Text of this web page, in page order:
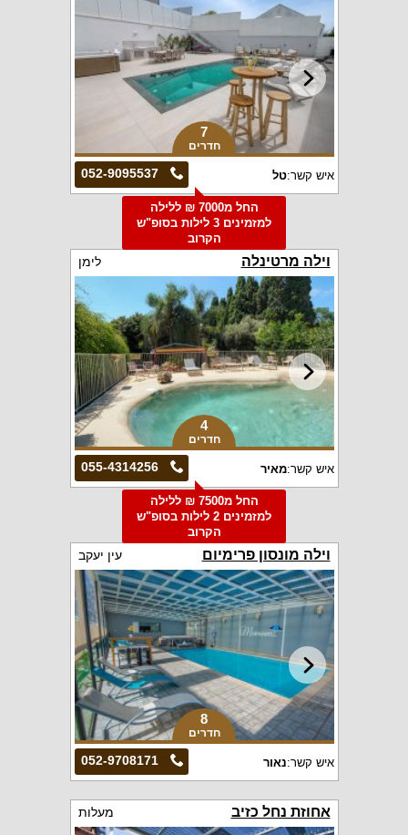
7
חדרים
052-9095537 איש קשר:טל
החל מ7000 ₪ ללילה
למזמינים 3 לילות בסופ"ש
הקרוב
וילה מרטינלה לימן
4
חדרים
055-4314256 איש קשר:מאיר
החל מ7500 ₪ ללילה
למזמינים 2 לילות בסופ"ש
הקרוב
וילה מונסון פרימיום עין יעקב
8
חדרים
052-9708171 איש קשר:נאור
אחוזת נחל כזיב מעלות